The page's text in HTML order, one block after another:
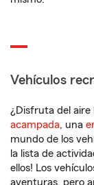
Vehículos
¿Disfruta del aire
acampada, una
mundo de los
la lista de
ellos! Los
aventuras, pero